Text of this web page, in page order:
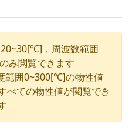
，周波数範囲
み閲覧できます
範囲0~300[℃]の物性値
べての物性値が閲覧でき